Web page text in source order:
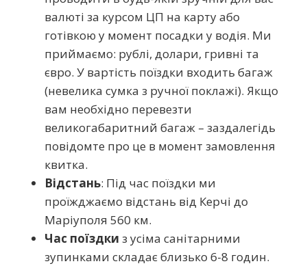
валюті за курсом ЦП на карту або
готівкою у момент посадки у водія. Ми
приймаємо: рублі, долари, гривні та
євро. У вартість поїздки входить багаж
(невелика сумка з ручної поклажі). Якщо
вам необхідно перевезти
великогабаритний багаж – заздалегідь
повідомте про це в момент замовлення
квитка.
Відстань: Під час поїздки ми
проїжджаємо відстань від Керчі до
Маріуполя 560 км.
Час поїздки з усіма санітарними
зупинками складає близько 6-8 годин.